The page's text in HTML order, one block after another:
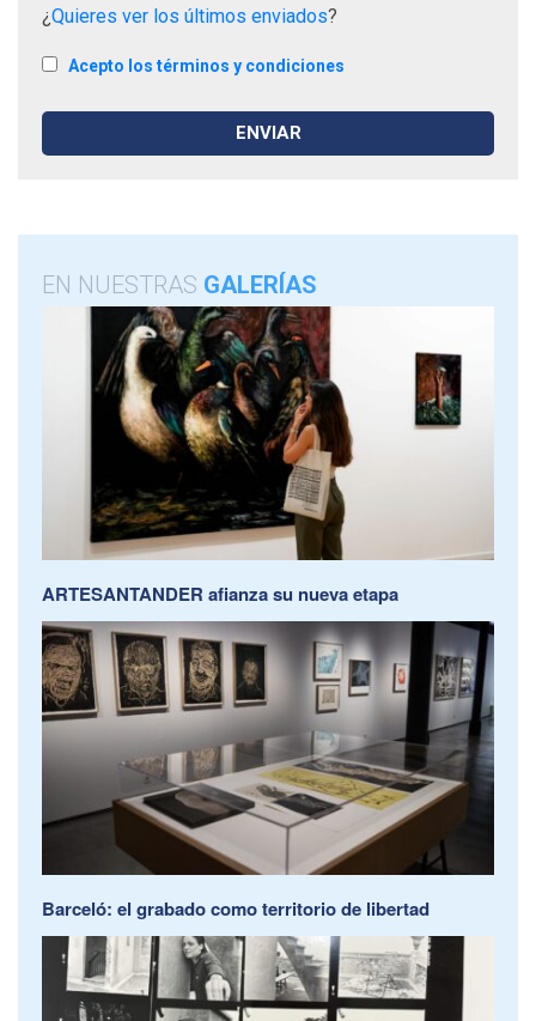
¿Quieres ver los últimos enviados?
Acepto los términos y condiciones
EN NUESTRAS GALERÍAS
ARTESANTANDER afianza su nueva etapa
Barceló: el grabado como territorio de libertad